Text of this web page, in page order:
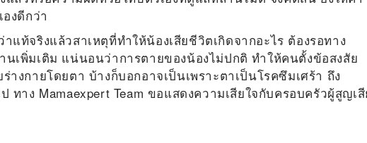
งดีกว่า
ท้จริงแล้วสาเหตุที่ทำให้น้องเสียชีวิตเกิดจากอะไร ต้องรอทาง
เพิ่มเติม แน่นอนว่าการตายของน้องไม่ปกติ ทำให้คนตั้งข้อสงสัย
างกายโดยตา บ้างก็บอกอาจเป็นเพราะตาเป็นโรคซึมเศร้า ถึง
ทาง Mamaexpert Team ขอแสดงความเสียใจกับครอบครัวผู้สูญเ